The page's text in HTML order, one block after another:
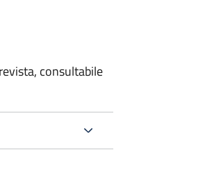
consultabile